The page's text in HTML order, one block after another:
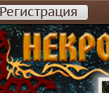
Регистрация